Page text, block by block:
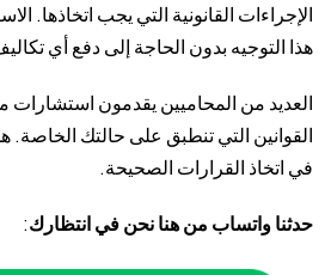
الإجراءات القانونية التي يجب اتخاذها.
هذا التوجيه بدون الحاجة إلى دفع أي
العديد من المحاميين يقدمون استشارات
القوانين التي تنطبق على حالتك الخاصة.
في اتخاذ القرارات الصحيحة.
حدثنا واتساب من هنا نحن في انتظارك: